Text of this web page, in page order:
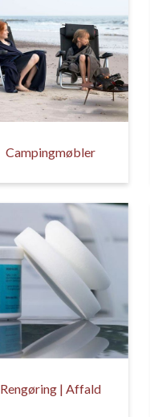
Campingmøbler
Rengøring | Affald